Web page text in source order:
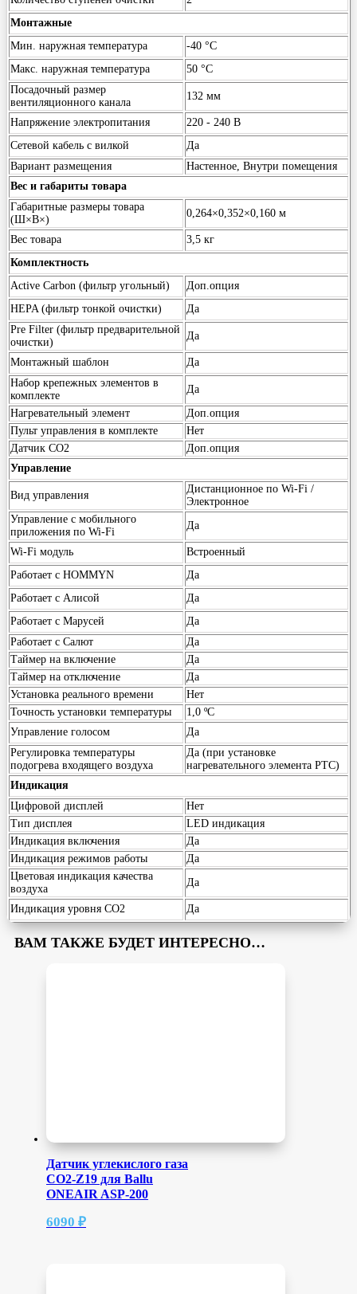
Монтажные
Мин. наружная температура
-40 °С
Макс. наружная температура
50 °С
Посадочный размер
вентиляционного канала
132 мм
Напряжение электропитания
220 - 240 В
Сетевой кабель с вилкой
Да
Вариант размещения
Настенное, Внутри помещения
Вес и габариты товара
Габаритные размеры товара
(Ш×В×)
0,264×0,352×0,160 м
Вес товара
3,5 кг
Комплектность
Active Carbon (фильтр угольный)
Доп.опция
HEPA (фильтр тонкой очистки)
Да
Pre Filter (фильтр предварительной
очистки)
Да
Монтажный шаблон
Да
Набор крепежных элементов в
комплекте
Да
Нагревательный элемент
Доп.опция
Пульт управления в комплекте
Нет
Датчик CO2
Доп.опция
Управление
Вид управления
Дистанционное по Wi-Fi /
Электронное
Управление c мобильного
приложения по Wi-Fi
Да
Wi-Fi модуль
Встроенный
Работает с HOMMYN
Да
Работает с Алисой
Да
Работает с Марусей
Да
Работает с Салют
Да
Таймер на включение
Да
Таймер на отключение
Да
Установка реального времени
Нет
Точность установки температуры
1,0 ºС
Управление голосом
Да
Регулировка температуры
подогрева входящего воздуха
Да (при установке
нагревательного элемента РТС)
Индикация
Цифровой дисплей
Нет
Тип дисплея
LED индикация
Индикация включения
Да
Индикация режимов работы
Да
Цветовая индикация качества
воздуха
Да
Индикация уровня CO2 Да
ВАМ ТАКЖЕ БУДЕТ ИНТЕРЕСНО…
Датчик углекислого газа
CO2-Z19 для Ballu
ONEAIR ASP-200
6090 ₽